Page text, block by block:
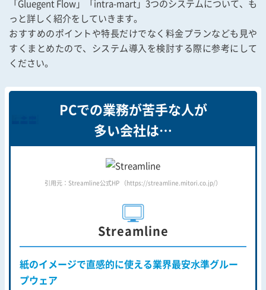
「Gluegent Flow」「intra-mart」3つのシステムについて、も
っと詳しく紹介をしていきます。
おすすめのポイントや特長だけでなく料金プランなども見や
すくまとめたので、システム導入を検討する際に参考にして
ください。
PCでの業務が苦手な人が
多い会社は…
引用元：Streamline公式HP （https://streamline.mitori.co.jp/）
Streamline
紙のイメージで直感的に使える業界最安⽔準グルー
プウェア